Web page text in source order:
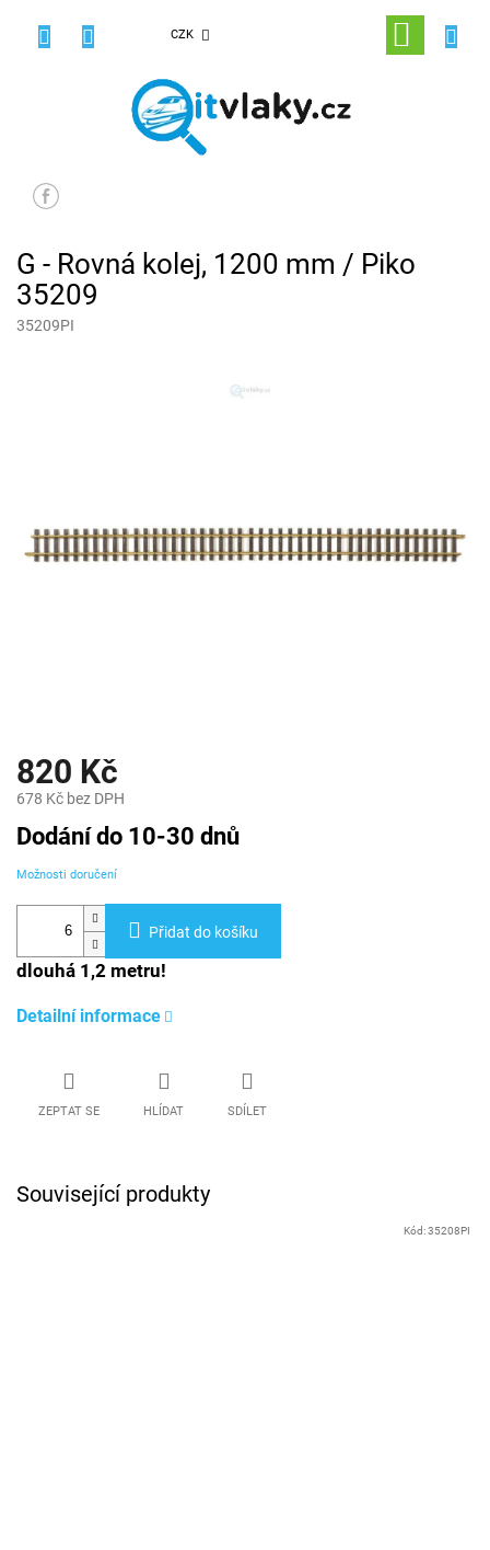
CZK
NÁKUPNÍ
KOŠÍK
G - Rovná kolej, 1200 mm / Piko
35209
35209PI
820 Kč
678 Kč bez DPH
Měrná
cena:
Dodání do 10-30 dnů
Možnosti doručení
Přidat do košíku
dlouhá 1,2 metru!
Detailní informace
ZEPTAT SE HLÍDAT SDÍLET
Související produkty
Kód:35208PI